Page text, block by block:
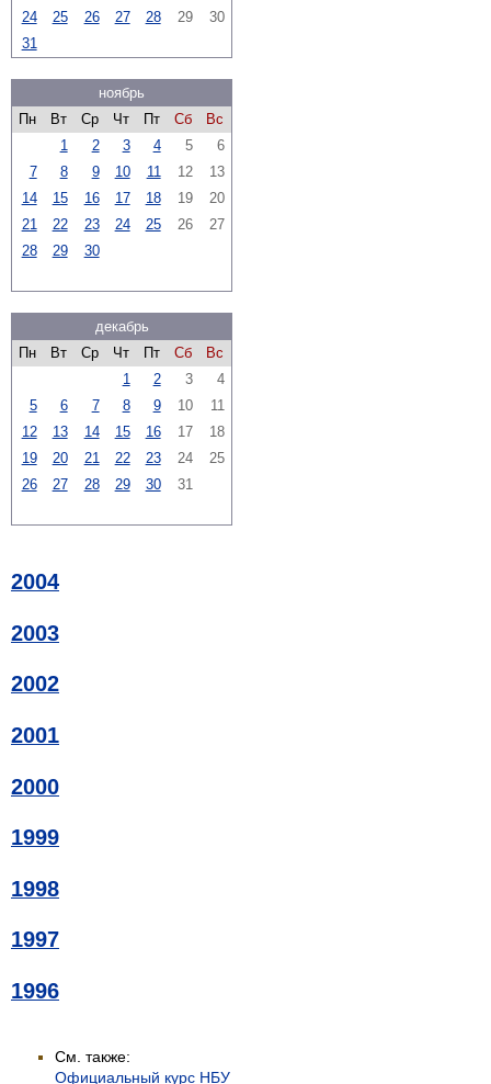
24
25 26 27 28 29
30
31
ноябрь
Пн
Вт Ср Чт Пт Сб
Вс
1
2 3 4 5
6
7
8 9 10 11 12
13
14
15 16 17 18 19
20
21
22 23 24 25 26
27
28
29 30
декабрь
Пн
Вт Ср Чт Пт Сб
Вс
1
2 3
4
5
6 7 8 9 10
11
12
13 14 15 16 17
18
19
20 21 22 23 24
25
26
27 28 29 30 31
2004
2003
2002
2001
2000
1999
1998
1997
1996
См. также:
Официальный курс НБУ